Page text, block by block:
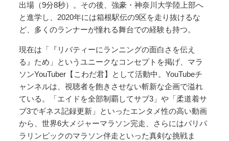
出場（9分8秒）。その後、強豪・神奈川大学陸上部へ
と進学し、2020年には箱根駅伝の9区を走り抜けるな
ど、多くのランナーが憧れる舞台での経験も持つ。
現在は「『リバティーにランニングの面白さを伝え
る』ため」というユニークなコンセプトを掲げ、マラ
ソンYouTuber【こわだ君】として活動中。YouTubeチ
ャンネルは、視聴者を飽きさせない斬新な企画で溢れ
ている。「エイドを全部制覇してサブ3」や「柔道着サ
ブ3でギネス記録更新」といったエンタメ性の高い動画
から、世界6大メジャーマラソン完走、さらにはパリパ
ラリンピックのマラソン伴走といった真剣な挑戦ま